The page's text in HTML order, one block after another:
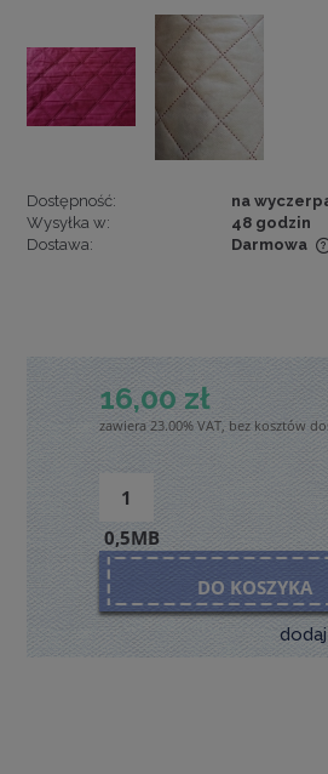
Dostępność:
na
Wysyłka w:
48 godzin
Dostawa:
Darmowa
Cena nie zawiera ewentualnych
16,00 zł
zawiera 23.00% VAT, bez kosztów
0,5MB
DO KOSZYKA